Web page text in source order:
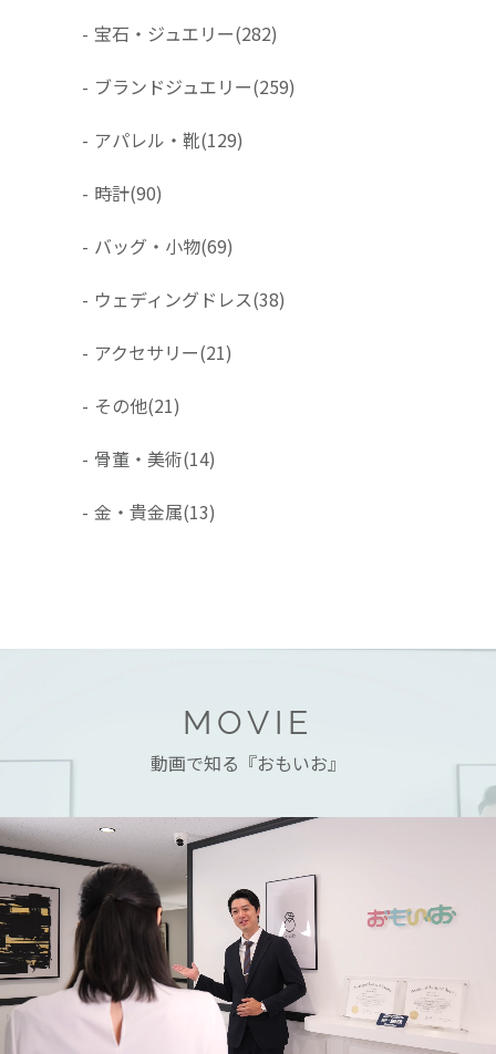
- 宝石・ジュエリー(282)
- ブランドジュエリー(259)
- アパレル・靴(129)
- 時計(90)
- バッグ・小物(69)
- ウェディングドレス(38)
- アクセサリー(21)
- その他(21)
- 骨董・美術(14)
- 金・貴金属(13)
MOVIE
動画で知る『おもいお』